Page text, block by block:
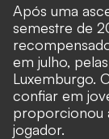
Após uma
semestre de
em julho,
Luxemburgo.
confiar em
proporcionou
jogador.